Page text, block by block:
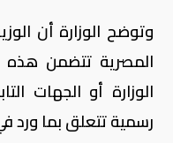
وتوضح الوزارة أن
المصرية تتضمن هذه
الوزارة أو الجهات
رسمية تتعلق بما ورد